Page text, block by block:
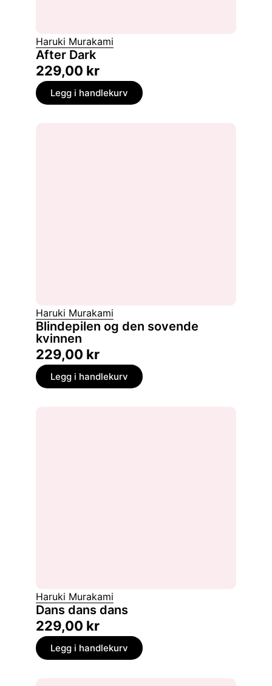
Haruki Murakami
After Dark
229,00 kr
Legg i handlekurv
Haruki Murakami
Blindepilen og den sovende
kvinnen
229,00 kr
Legg i handlekurv
Haruki Murakami
Dans dans dans
229,00 kr
Legg i handlekurv